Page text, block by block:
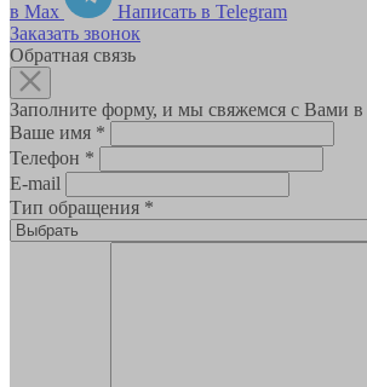
в Max
Написать в Telegram
Заказать звонок
Обратная связь
Заполните форму, и мы свяжемся с Вами
Ваше имя *
Телефон *
E-mail
Тип обращения *